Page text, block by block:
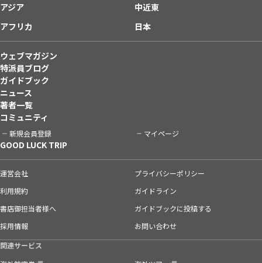
アジア
中近東
アフリカ
日本
ウェブマガジン
特派員ブログ
ガイドブック
ニュース
著者一覧
コミュニティ
新規会員登録 マイページ
GOOD LUCK TRIP
運営会社
プライバシーポリシー
利用規約
ガイドライン
書店御担当者様へ
ガイドブックに投稿する
採用情報
お問い合わせ
関連サービス